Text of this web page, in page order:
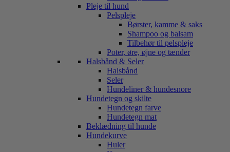
Pleje til hund
Pelspleje
Børster, kamme & saks
Shampoo og balsam
Tilbehør til pelspleje
Poter, øre, øjne og tænder
Halsbånd & Seler
Halsbånd
Seler
Hundeliner & hundesnore
Hundetegn og skilte
Hundetegn farve
Hundetegn mat
Beklædning til hunde
Hundekurve
Huler